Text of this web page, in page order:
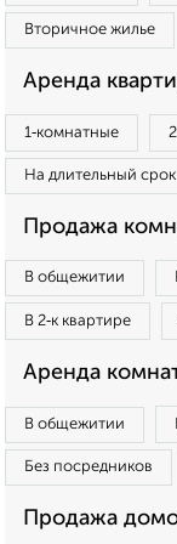
Вторичное жилье
Аренда
1‑комнатные
На длительный срок
Продажа
В общежитии
В 2‑к квартире
Аренда
В общежитии
Без посредников
Продажа